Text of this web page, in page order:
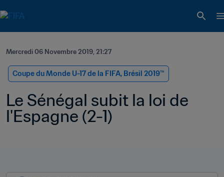
Mercredi 06 Novembre 2019, 21:27
Coupe du Monde U-17 de la FIFA, Brésil 2019™
Le Sénégal subit la loi de
l'Espagne (2-1)